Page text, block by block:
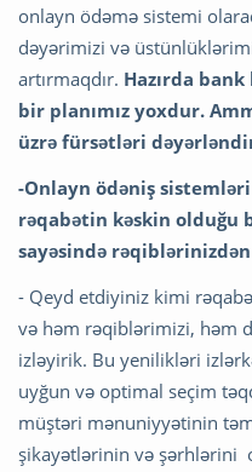
onlayn ödəmə sistemi
dəyərimizi və
artırmaqdır. Hazırda
bir planımız yoxdur.
üzrə fürsətləri
-Onlayn ödəniş
rəqabətin kəskin olduğu
sayəsində
- Qeyd etdiyiniz kimi
və həm rəqiblərimizi, həm
izləyirik. Bu yenilikləri
uyğun və optimal seçim
müştəri mənuniyyətinin
şikayətlərinin və şərhlərini